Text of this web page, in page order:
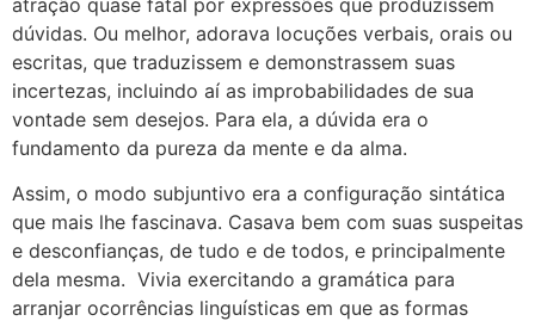
dúvidas. Ou melhor, adorava locuções verbais, orais ou
escritas, que traduzissem e demonstrassem suas
incertezas, incluindo aí as improbabilidades de sua
vontade sem desejos. Para ela, a dúvida era o
fundamento da pureza da mente e da alma.
Assim, o modo subjuntivo era a configuração sintática
que mais lhe fascinava. Casava bem com suas suspeitas
e desconfianças, de tudo e de todos, e principalmente
dela mesma. Vivia exercitando a gramática para
arranjar ocorrências linguísticas em que as formas